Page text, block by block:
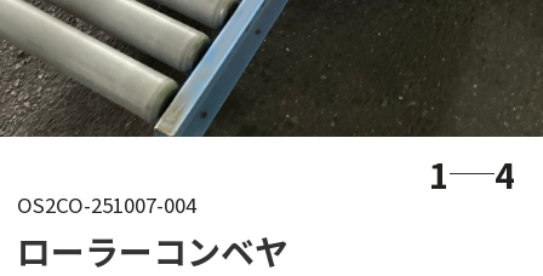
1 4
OS2CO-251007-004
ローラーコンベヤ